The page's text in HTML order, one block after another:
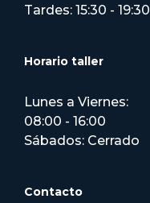
Tardes: 15:30 - 19:30
Horario taller
Lunes a Viernes:
08:00 - 16:00
Sábados: Cerrado
Contacto